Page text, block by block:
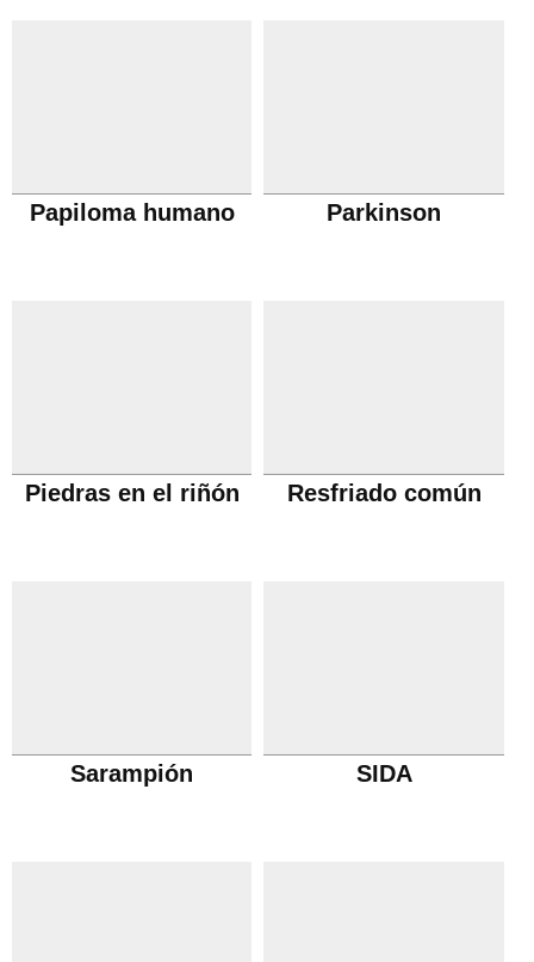
Papiloma humano Parkinson
Piedras en el riñón Resfriado común
Sarampión SIDA